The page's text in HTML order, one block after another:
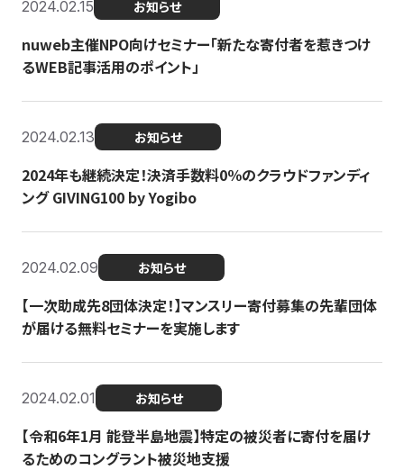
2024.02.15 お知らせ
nuweb主催NPO向けセミナー「新たな寄付者を惹きつけ
るWEB記事活用のポイント」
2024.02.13 お知らせ
2024年も継続決定！決済手数料0％のクラウドファンディ
ング GIVING100 by Yogibo
2024.02.09 お知らせ
【一次助成先8団体決定！】マンスリー寄付募集の先輩団体
が届ける無料セミナーを実施します
2024.02.01 お知らせ
【令和6年1月 能登半島地震】特定の被災者に寄付を届け
るためのコングラント被災地支援